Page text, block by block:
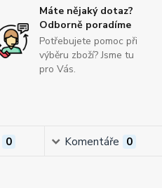
Máte nějaký dotaz?
Odborně poradíme
Potřebujete pomoc při
výběru zboží? Jsme tu
pro Vás.
0 Komentáře 0